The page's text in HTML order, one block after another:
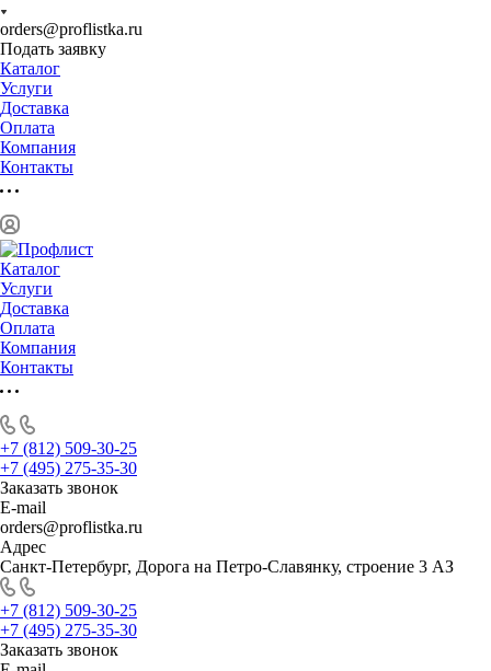
orders@proflistka.ru
Подать заявку
Каталог
Услуги
Доставка
Оплата
Компания
Контакты
Каталог
Услуги
Доставка
Оплата
Компания
Контакты
+7 (812) 509-30-25
+7 (495) 275-35-30
Заказать звонок
E-mail
orders@proflistka.ru
Адрес
Санкт-Петербург, Дорога на Петро-Славянку, строение 3 АЗ
+7 (812) 509-30-25
+7 (495) 275-35-30
Заказать звонок